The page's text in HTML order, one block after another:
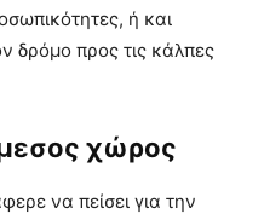
ή και
δρόμο προς τις κάλπες
χώρος
να πείσει για την